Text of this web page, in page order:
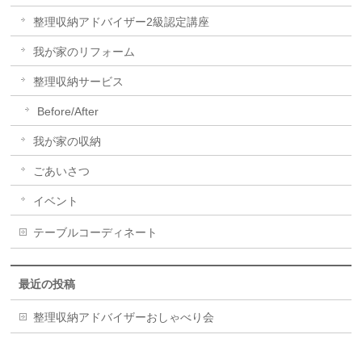
整理収納アドバイザー2級認定講座
我が家のリフォーム
整理収納サービス
Before/After
我が家の収納
ごあいさつ
イベント
テーブルコーディネート
最近の投稿
整理収納アドバイザーおしゃべり会